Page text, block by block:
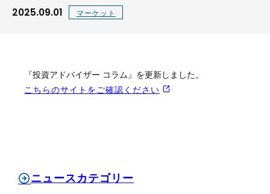
2025.09.01 マーケット
『投資アドバイザー コラム』を更新しました。
こちらのサイトをご確認ください
ニュースカテゴリー